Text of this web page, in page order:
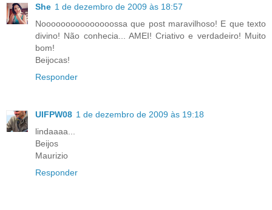
She 1 de dezembro de 2009 às 18:57
Nooooooooooooooossa que post maravilhoso! E que texto
divino! Não conhecia... AMEI! Criativo e verdadeiro! Muito
bom!
Beijocas!
Responder
UIFPW08 1 de dezembro de 2009 às 19:18
lindaaaa...
Beijos
Maurizio
Responder